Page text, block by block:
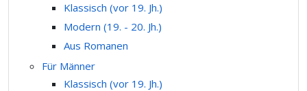
Klassisch (vor 19. Jh.)
Modern (19. - 20. Jh.)
Aus Romanen
Für Männer
Klassisch (vor 19. Jh.)